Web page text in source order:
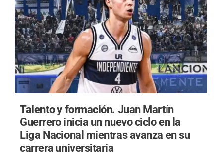
Talento y formación. Juan Martín
Guerrero inicia un nuevo ciclo en la
Liga Nacional mientras avanza en su
carrera universitaria